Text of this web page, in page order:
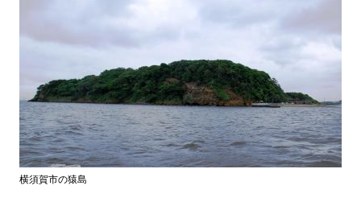
横須賀市の猿島